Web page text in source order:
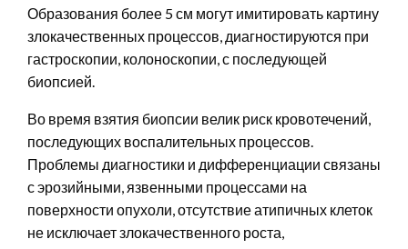
Образования более 5 см могут имитировать картину
злокачественных процессов, диагностируются при
гастроскопии, колоноскопии, с последующей
биопсией.
Во время взятия биопсии велик риск кровотечений,
последующих воспалительных процессов.
Проблемы диагностики и дифференциации связаны
с эрозийными, язвенными процессами на
поверхности опухоли, отсутствие атипичных клеток
не исключает злокачественного роста,